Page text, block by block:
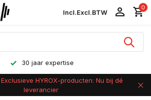
Incl.Excl.BTW
0
30 jaar expertise
Exclusieve HYROX-producten: Nu bij dé
leverancier